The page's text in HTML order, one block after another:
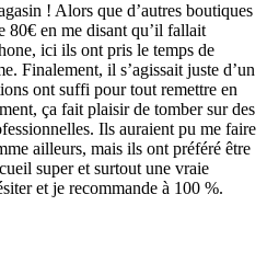
! Alors que d’autres boutiques
80€ en me disant qu’il fallait
ici ils ont pris le temps de
Finalement, il s’agissait juste d’un
ont suffi pour tout remettre en
ça fait plaisir de tomber sur des
Ils auraient pu me faire
ailleurs, mais ils ont préféré être
super et surtout une vraie
et je recommande à 100 %.